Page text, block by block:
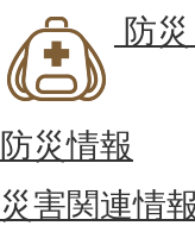
防
防災情報
災害関連情報